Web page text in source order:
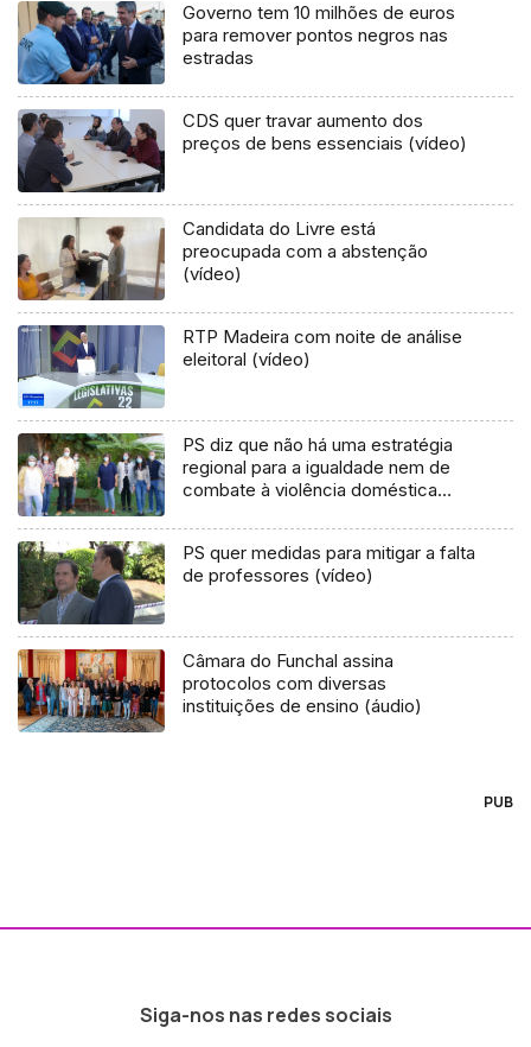
Governo tem 10 milhões de euros
para remover pontos negros nas
estradas
CDS quer travar aumento dos
preços de bens essenciais (vídeo)
Candidata do Livre está
preocupada com a abstenção
(vídeo)
RTP Madeira com noite de análise
eleitoral (vídeo)
PS diz que não há uma estratégia
regional para a igualdade nem de
combate à violência doméstica
PS quer medidas para mitigar a falta
de professores (vídeo)
Câmara do Funchal assina
protocolos com diversas
instituições de ensino (áudio)
PUB
Siga-nos nas redes sociais